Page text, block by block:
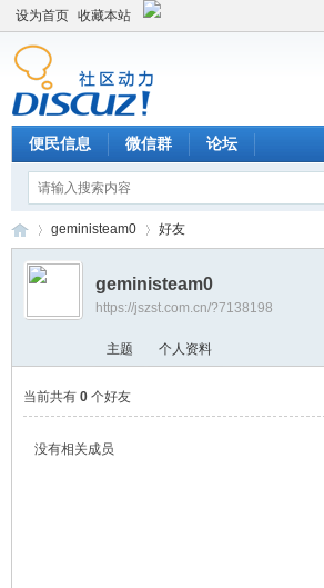
设为首页 收藏本站
便民信息 微信群 论坛
›
geministeam0 好友
geministeam0
https://jszst.com.cn/?7138198
主题 个人资料
当前共有 0个好友
没有相关成员